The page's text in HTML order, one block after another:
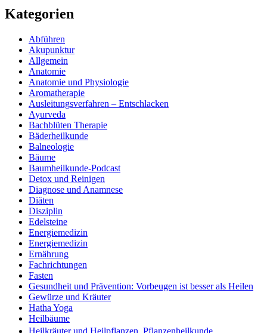
Kategorien
Abführen
Akupunktur
Allgemein
Anatomie
Anatomie und Physiologie
Aromatherapie
Ausleitungsverfahren – Entschlacken
Ayurveda
Bachblüten Therapie
Bäderheilkunde
Balneologie
Bäume
Baumheilkunde-Podcast
Detox und Reinigen
Diagnose und Anamnese
Diäten
Disziplin
Edelsteine
Energiemedizin
Energiemedizin
Ernährung
Fachrichtungen
Fasten
Gesundheit und Prävention: Vorbeugen ist besser als Heilen
Gewürze und Kräuter
Hatha Yoga
Heilbäume
Heilkräuter und Heilpflanzen  Pflanzenheilkunde